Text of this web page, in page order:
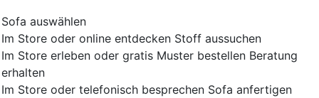
Sofa auswählen
Im Store oder online entdecken Stoff aussuchen
Im Store erleben oder gratis Muster bestellen Beratung
erhalten
Im Store oder telefonisch besprechen Sofa anfertigen